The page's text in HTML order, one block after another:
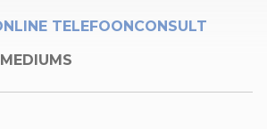
TELEFOONCONSULT